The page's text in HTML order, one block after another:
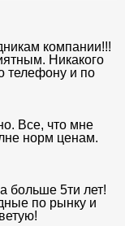
компании!!!
Никакого
телефону и по
Все, что мне
норм ценам.
больше 5ти лет!
по рынку и